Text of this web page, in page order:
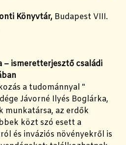
Könyvtár, Budapest VIII.
– ismeretterjesztő családi
a tudománnyal "
Jávorné Ilyés Boglárka,
munkatársa, az erdők
közt szó esett a
és inváziós növényekről is